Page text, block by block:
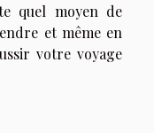
quel moyen de
et même en
votre voyage